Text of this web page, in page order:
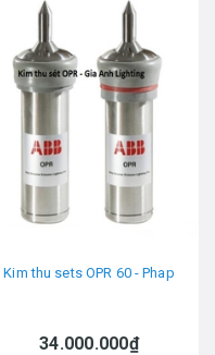
Kim thu sets OPR 60 - Phap
34.000.000₫